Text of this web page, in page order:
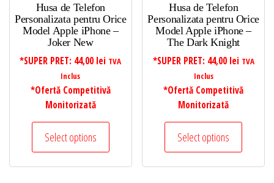
Husa de Telefon
Personalizata pentru Orice
Model Apple iPhone –
Joker New
*SUPER PRET: 44,00 lei TVA
Inclus
*Ofertă Competitivă
Monitorizată
Select options
Husa de Telefon
Personalizata pentru Orice
Model Apple iPhone –
The Dark Knight
*SUPER PRET: 44,00 lei TVA
Inclus
*Ofertă Competitivă
Monitorizată
Select options